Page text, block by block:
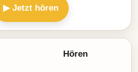
▶ Jetzt hören
Hören